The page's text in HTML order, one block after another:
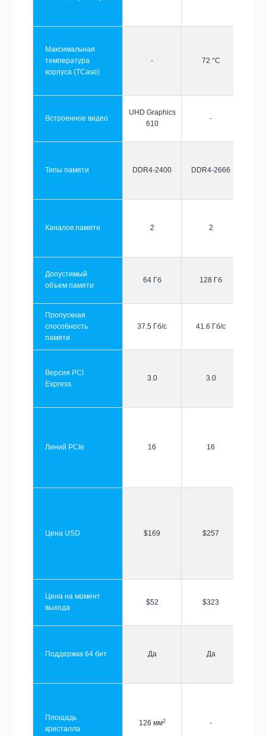
Максимальная
температура
корпуса (TCase)
- 72 °C
Встроенное видео
UHD Graphics
610
-
Типы памяти DDR4-2400 DDR4-2666
Каналов памяти 2 2
Допустимый
объем памяти
64 Гб 128 Гб
Пропускная
способность
памяти
37.5 Гб/с 41.6 Гб/с
Версия PCI
Express
3.0 3.0
Линий PCIe 16 16
Цена USD $169 $257
Цена на момент
выхода
$52 $323
Поддержка 64 бит Да Да
Площадь
кристалла
126 мм2 -